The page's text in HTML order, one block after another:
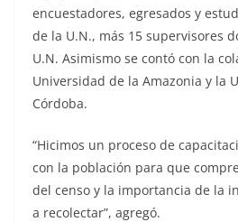
encuestadores, egresados y
de la U.N., más 15 supervisores
U.N. Asimismo se contó con la
Universidad de la Amazonia y la
Córdoba.
“Hicimos un proceso de
con la población para que
del censo y la importancia de la
a recolectar”, agregó.